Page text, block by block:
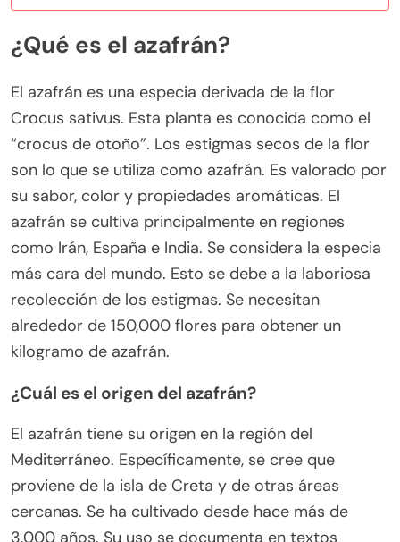
¿Qué es el azafrán?
El azafrán es una especia derivada de la flor
Crocus sativus. Esta planta es conocida como el
“crocus de otoño”. Los estigmas secos de la flor
son lo que se utiliza como azafrán. Es valorado por
su sabor, color y propiedades aromáticas. El
azafrán se cultiva principalmente en regiones
como Irán, España e India. Se considera la especia
más cara del mundo. Esto se debe a la laboriosa
recolección de los estigmas. Se necesitan
alrededor de 150,000 flores para obtener un
kilogramo de azafrán.
¿Cuál es el origen del azafrán?
El azafrán tiene su origen en la región del
Mediterráneo. Específicamente, se cree que
proviene de la isla de Creta y de otras áreas
cercanas. Se ha cultivado desde hace más de
3,000 años. Su uso se documenta en textos